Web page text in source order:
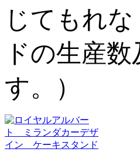
じてもれ
ドの生産
す。）